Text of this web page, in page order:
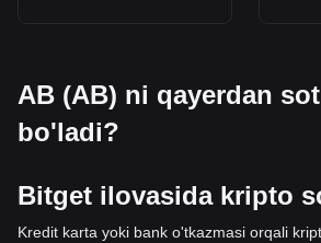
AB (AB) ni qayerdan
bo'ladi?
Bitget ilovasida kripto
Kredit karta yoki bank o'tkazmasi orqali